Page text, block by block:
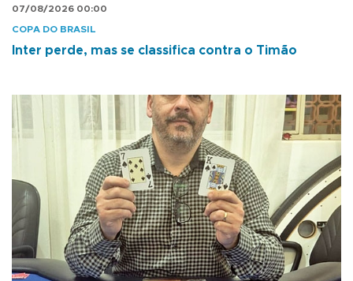
07/08/2026 00:00
COPA DO BRASIL
Inter perde, mas se classifica contra o Timão